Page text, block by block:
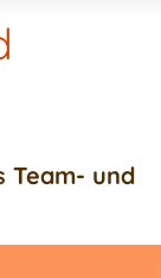
Team- und